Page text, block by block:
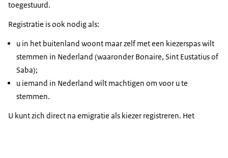
toegestuurd.
Registratie is ook nodig als:
u in het buitenland woont maar zelf met een kiezerspas wilt
stemmen in Nederland (waaronder Bonaire, Sint Eustatius of
Saba);
u iemand in Nederland wilt machtigen om voor u te
stemmen.
U kunt zich direct na emigratie als kiezer registreren. Het